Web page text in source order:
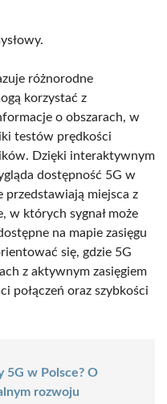
różnorodne
korzystać z
o obszarach, w
testów prędkości
Dzięki interaktywnym
dostępność 5G w
miejsca z
w których sygnał może
na mapie zasięgu
się, gdzie 5G
z aktywnym zasięgiem
połączeń oraz szybkości
5G w Polsce? O
rozwoju